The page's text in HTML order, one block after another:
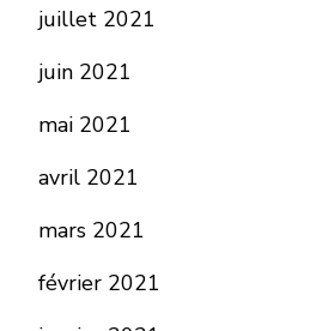
juillet 2021
juin 2021
mai 2021
avril 2021
mars 2021
février 2021